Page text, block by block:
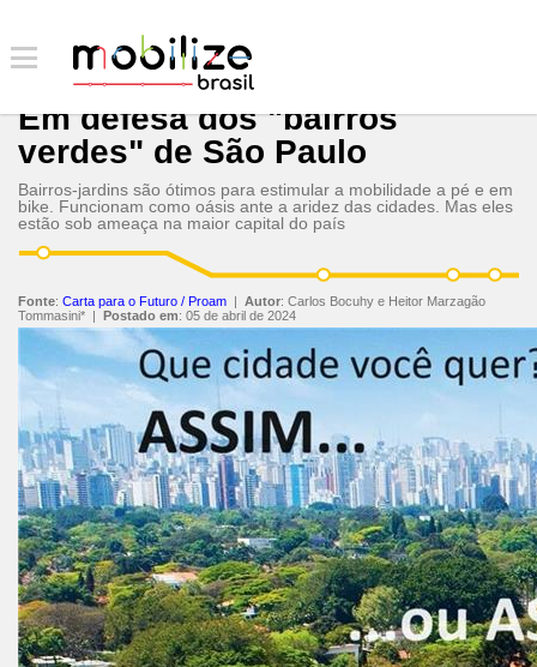
Em defesa dos "bairros
verdes" de São Paulo
Bairros-jardins são ótimos para estimular a mobilidade a pé e em
bike. Funcionam como oásis ante a aridez das cidades. Mas eles
estão sob ameaça na maior capital do país
Fonte: Carta para o Futuro / Proam | Autor: Carlos Bocuhy e Heitor Marzagão
Tommasini* | Postado em: 05 de abril de 2024